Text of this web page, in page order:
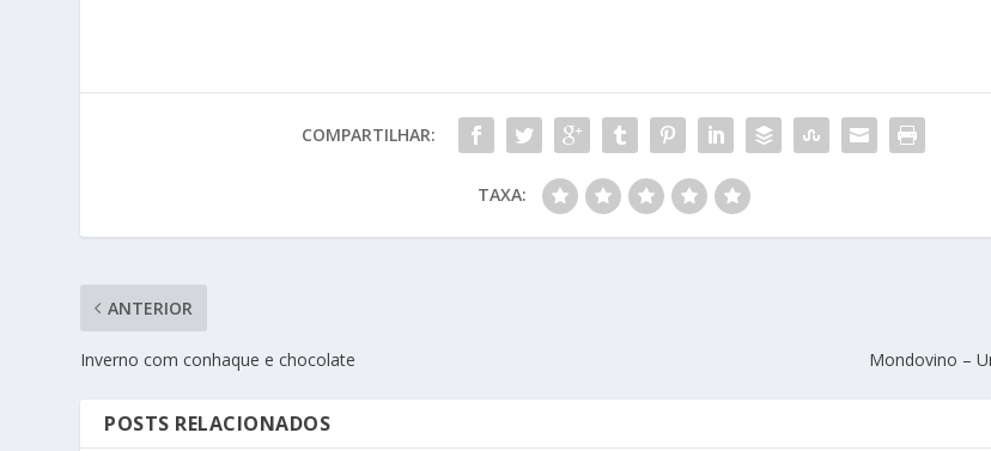
COMPARTILHAR:
TAXA:
ANTERIOR
Inverno com conhaque e chocolate Mondovino –
POSTS RELACIONADOS